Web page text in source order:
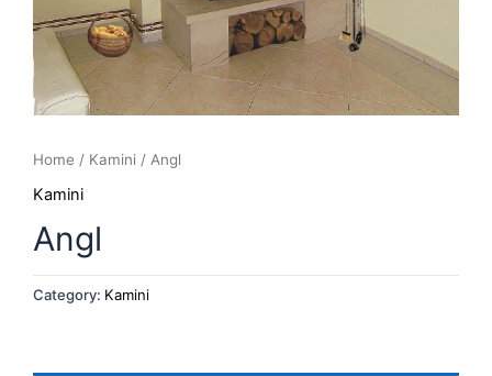
Home / Kamini / Angl
Kamini
Angl
Category: Kamini